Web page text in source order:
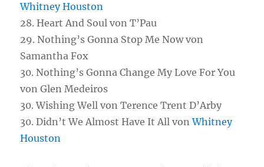
Whitney Houston
28. Heart And Soul von T’Pau
29. Nothing’s Gonna Stop Me Now von
Samantha Fox
30. Nothing’s Gonna Change My Love For You
von Glen Medeiros
30. Wishing Well von Terence Trent D’Arby
30. Didn’t We Almost Have It All vonWhitney
Houston